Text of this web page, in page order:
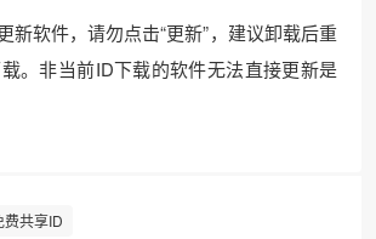
新软件，请勿点击“更新”，建议卸载后重
。非当前ID下载的软件无法直接更新是
费共享ID